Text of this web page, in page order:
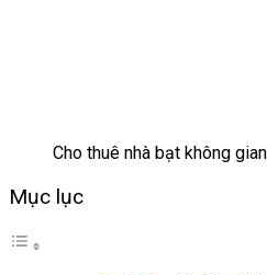
Cho thuê nhà bạt không
Mục lục